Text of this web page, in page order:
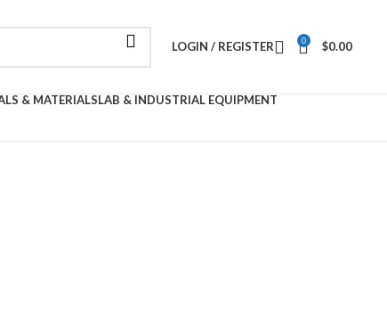
LOGIN / REGISTER 0 $0.00
& MATERIALSLAB & INDUSTRIAL EQUIPMENT